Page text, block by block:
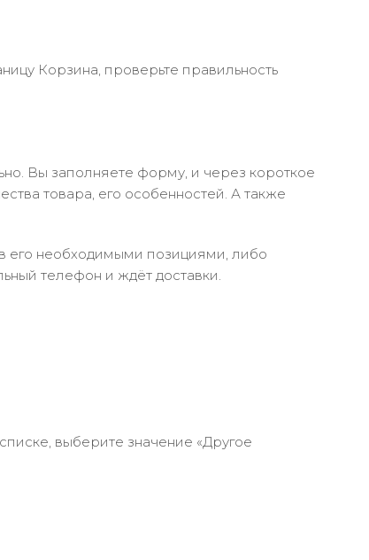
Корзина, проверьте правильность
Вы заполняете форму, и через короткое
товара, его особенностей. А также
его необходимыми позициями, либо
телефон и ждёт доставки.
выберите значение «Другое